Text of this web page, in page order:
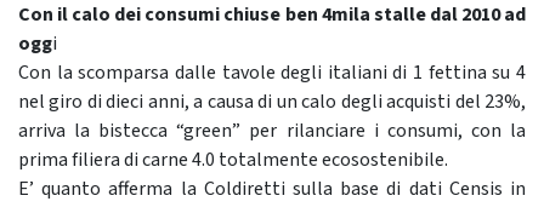
Con il calo dei consumi chiuse ben 4mila stalle dal 2010 ad
oggi
Con la scomparsa dalle tavole degli italiani di 1 fettina su 4
nel giro di dieci anni, a causa di un calo degli acquisti del 23%,
arriva la bistecca “green” per rilanciare i consumi, con la
prima filiera di carne 4.0 totalmente ecosostenibile.
E’ quanto afferma la Coldiretti sulla base di dati Censis in